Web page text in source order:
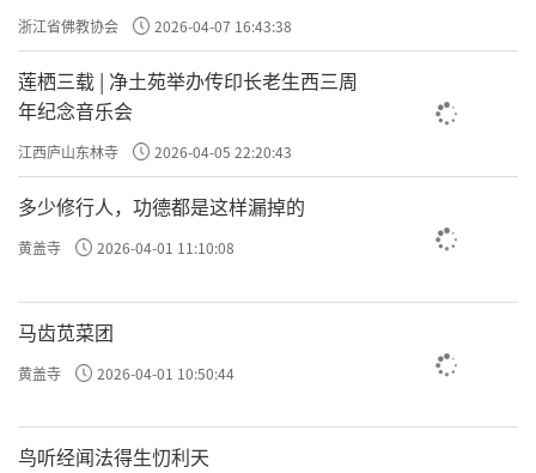
浙江省佛教协会 2026-04-07 16:43:38
莲栖三载 | 净土苑举办传印长老生西三周
年纪念音乐会
江西庐山东林寺 2026-04-05 22:20:43
多少修行人，功德都是这样漏掉的
黄盖寺 2026-04-01 11:10:08
马齿苋菜团
黄盖寺 2026-04-01 10:50:44
鸟听经闻法得生忉利天